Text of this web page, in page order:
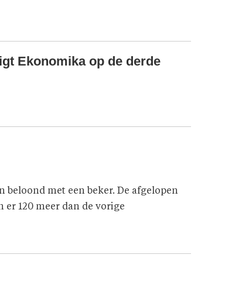
Ekonomika op de derde
met een beker. De afgelopen
120 meer dan de vorige